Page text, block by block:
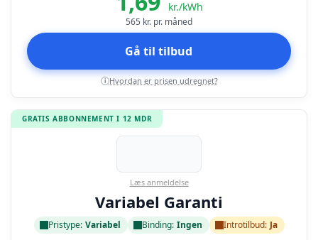
kr./kWh
565 kr. pr. måned
Gå til tilbud
i Hvordan er prisen udregnet?
GRATIS ABBONNEMENT I 12 MDR
Læs anmeldelse
Variabel Garanti
Pristype: Variabel Binding: Ingen Introtilbud: Ja